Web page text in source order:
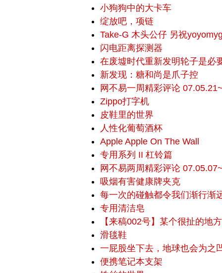
小狗狗中的大卡车
绽放吧，项链
Take-G 木头公仔 另祝
闪电距离探测器
在废墟时代重新发明轮子是必
新发现：糖和尚是爪子控
网不易一周精彩评论
Zippo打字机
皮鞋里的世界
人性化葡萄酒杯
Apple Apple On The Wall
专用系列 II 杠铃篇
网不易两周精彩评论
吸烟有害健康牌夹克
每一次的碰触都令我们渐行渐
专用清洁皂
【来稿002号】某个很扯的地
滑毯鞋
一屁股坐下去，地球也会为之
便携笔记本支架